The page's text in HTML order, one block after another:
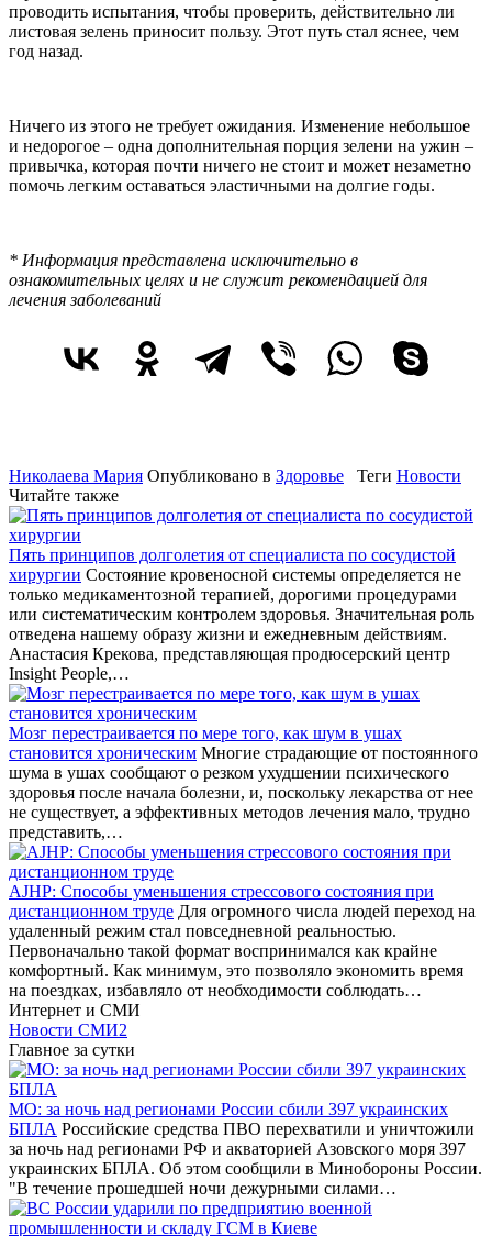
проводить испытания, чтобы проверить, действительно ли
листовая зелень приносит пользу. Этот путь стал яснее, чем
год назад.
Ничего из этого не требует ожидания. Изменение небольшое
и недорогое – одна дополнительная порция зелени на ужин –
привычка, которая почти ничего не стоит и может незаметно
помочь легким оставаться эластичными на долгие годы.
* Информация представлена исключительно в
ознакомительных целях и не служит рекомендацией для
лечения заболеваний
Николаева Мария Опубликовано в Здоровье Теги Новости
Читайте также
Пять принципов долголетия от специалиста по сосудистой
хирургии Состояние кровеносной системы определяется не
только медикаментозной терапией, дорогими процедурами
или систематическим контролем здоровья. Значительная роль
отведена нашему образу жизни и ежедневным действиям.
Анастасия Крекова, представляющая продюсерский центр
Insight People,…
Мозг перестраивается по мере того, как шум в ушах
становится хроническим Многие страдающие от постоянного
шума в ушах сообщают о резком ухудшении психического
здоровья после начала болезни, и, поскольку лекарства от нее
не существует, а эффективных методов лечения мало, трудно
представить,…
AJHP: Способы уменьшения стрессового состояния при
дистанционном труде Для огромного числа людей переход на
удаленный режим стал повседневной реальностью.
Первоначально такой формат воспринимался как крайне
комфортный. Как минимум, это позволяло экономить время
на поездках, избавляло от необходимости соблюдать…
Интернет и СМИ
Новости СМИ2
Главное за сутки
МО: за ночь над регионами России сбили 397 украинских
БПЛА Российские средства ПВО перехватили и уничтожили
за ночь над регионами РФ и акваторией Азовского моря 397
украинских БПЛА. Об этом сообщили в Минобороны России.
"В течение прошедшей ночи дежурными силами…